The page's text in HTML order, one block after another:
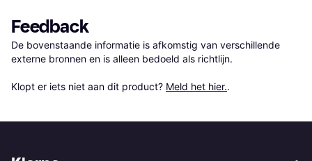
Feedback
De bovenstaande informatie is afkomstig van verschillende
externe bronnen en is alleen bedoeld als richtlijn.
Klopt er iets niet aan dit product? Meld het hier..